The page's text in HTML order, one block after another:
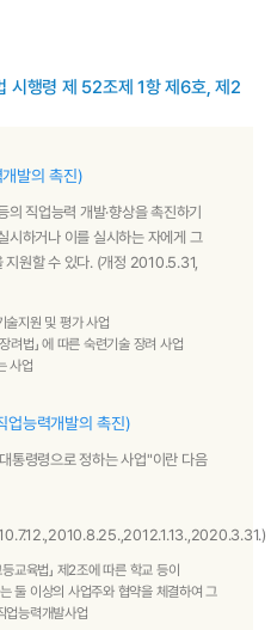
시행령 제 52조제 1항 제6호, 제2
발의 촉진)
직업능력 개발·향상을 촉진하기
시하거나 이를 실시하는 자에게 그
지원할 수 있다. (개정 2010.5.31,
술지원 및 평가 사업
려법」 에 따른 숙련기술 장려 사업
사업
업능력개발의 촉진)
통령령으로 정하는 사업"이란 다음
교육법」 제2조에 따른 학교 등이
둘 이상의 사업주와 협약을 체결하여 그
업능력개발사업